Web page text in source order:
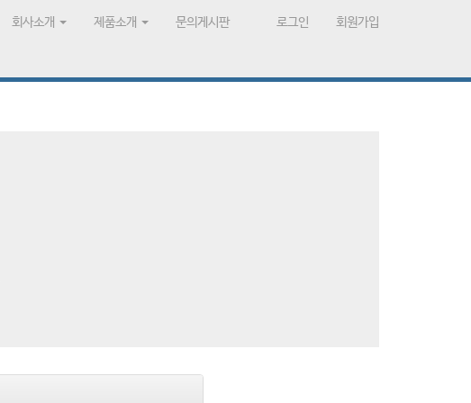
회사소개 제품소개 문의게시판 로그인 회원가입